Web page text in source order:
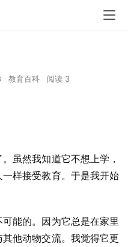
教育百科 阅读 3
虽然我知道它不想上学，
样接受教育。于是我开始
能的。因为它总是在家里
他动物交流。我觉得它更